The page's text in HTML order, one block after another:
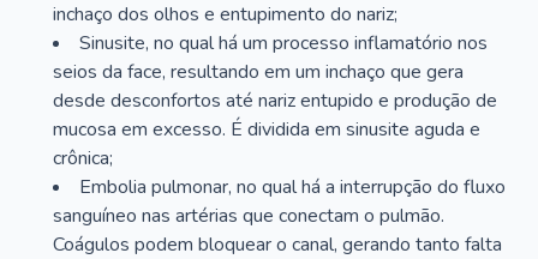
inchaço dos olhos e entupimento do nariz;
Sinusite, no qual há um processo inflamatório nos
seios da face, resultando em um inchaço que gera
desde desconfortos até nariz entupido e produção de
mucosa em excesso. É dividida em sinusite aguda e
crônica;
Embolia pulmonar, no qual há a interrupção do fluxo
sanguíneo nas artérias que conectam o pulmão.
Coágulos podem bloquear o canal, gerando tanto falta